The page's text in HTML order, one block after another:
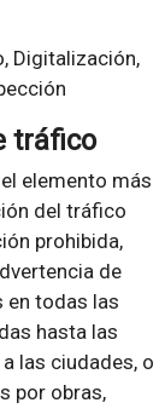
Digitalización,
tráfico
elemento más
del tráfico
prohibida,
de
en todas las
hasta las
las ciudades, o
por obras,